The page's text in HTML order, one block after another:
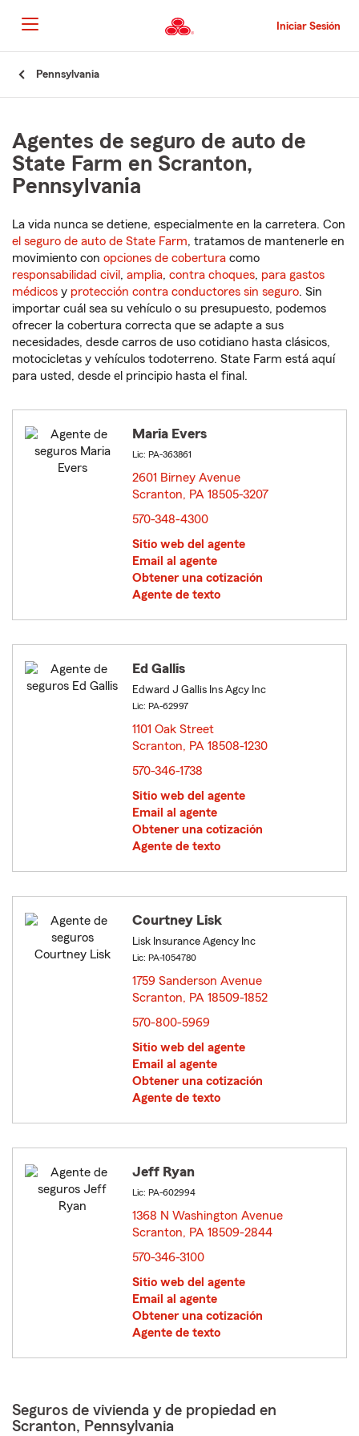
al
contenido
principal
Iniciar Sesión
Pennsylvania
Agentes de seguro de auto de
State Farm en Scranton,
Pennsylvania
La vida nunca se detiene, especialmente en la carretera. Con
el seguro de auto de State Farm, tratamos de mantenerle en
movimiento con opciones de cobertura como
responsabilidad civil , amplia, contra choques, para gastos
médicos y protección contra conductores sin seguro. Sin
importar cuál sea su vehículo o su presupuesto, podemos
ofrecer la cobertura correcta que se adapte a sus
necesidades, desde carros de uso cotidiano hasta clásicos,
motocicletas y vehículos todoterreno. State Farm está aquí
para usted, desde el principio hasta el final.
Maria Evers
Lic: PA-363861
2601 Birney Avenue
Scranton, PA 18505-3207
570-348-4300
Sitio web del agente
Email al agente
Obtener una cotización
Agente de texto
Ed Gallis
Edward J Gallis Ins Agcy Inc
Lic: PA-62997
1101 Oak Street
Scranton, PA 18508-1230
570-346-1738
Sitio web del agente
Email al agente
Obtener una cotización
Agente de texto
Courtney Lisk
Lisk Insurance Agency Inc
Lic: PA-1054780
1759 Sanderson Avenue
Scranton, PA 18509-1852
570-800-5969
Sitio web del agente
Email al agente
Obtener una cotización
Agente de texto
Jeff Ryan
Lic: PA-602994
1368 N Washington Avenue
Scranton, PA 18509-2844
570-346-3100
Sitio web del agente
Email al agente
Obtener una cotización
Agente de texto
Seguros de vivienda y de propiedad en
Scranton, Pennsylvania